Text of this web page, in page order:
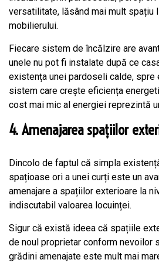
versatilitate, lăsând mai mult spațiu
mobilierului.
Fiecare sistem de încălzire are
unele nu pot fi instalate după ce
existența unei pardoseli calde, spre
sistem care crește eficiența
cost mai mic al energiei reprezintă
4. Amenajarea spațiilor
Dincolo de faptul că simpla
spațioase ori a unei curți este un
amenajare a spațiilor exterioare la
indiscutabil valoarea locuinței.
Sigur că există ideea că spațiile
de noul proprietar conform nevoilor
grădini amenajate este mult mai